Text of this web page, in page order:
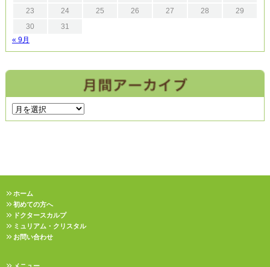
23
24 25 26 27 28
29
30
31
« 9月
ホーム
初めての方へ
ドクタースカルプ
ミュリアム・クリスタル
お問い合わせ